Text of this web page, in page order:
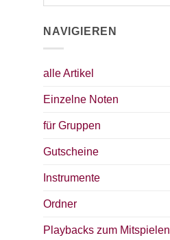
NAVIGIEREN
alle Artikel
Einzelne Noten
für Gruppen
Gutscheine
Instrumente
Ordner
Playbacks zum Mitspielen